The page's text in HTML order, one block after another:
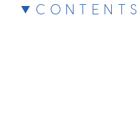
CONTENTS